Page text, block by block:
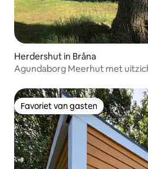
Herdershut in Bråna
Agundaborg Meerhut met
Favoriet van gasten
Favoriet van gasten